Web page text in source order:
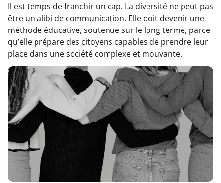
Il est temps de franchir un cap. La diversité ne peut pas
être un alibi de communication. Elle doit devenir une
méthode éducative, soutenue sur le long terme, parce
qu’elle prépare des citoyens capables de prendre leur
place dans une société complexe et mouvante.